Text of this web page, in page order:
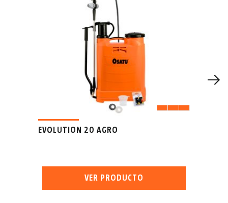
EVOLUTION 20 AGRO
VER PRODUCTO